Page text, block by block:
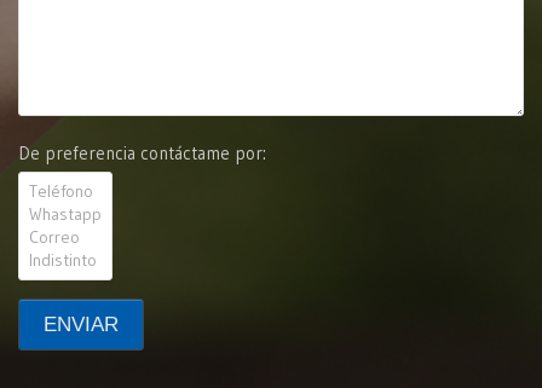
De preferencia contáctame por: